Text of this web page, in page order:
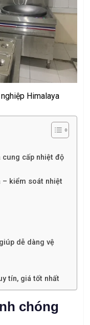
Himalaya
cung cấp nhiệt độ
– kiểm soát nhiệt
dễ dàng vệ
tín, giá tốt nhất
chóng